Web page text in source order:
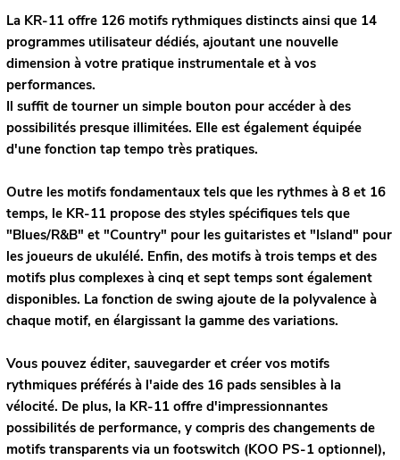
La KR-11 offre 126 motifs rythmiques distincts ainsi que 14
programmes utilisateur dédiés, ajoutant une nouvelle
dimension à votre pratique instrumentale et à vos
performances.
Il suffit de tourner un simple bouton pour accéder à des
possibilités presque illimitées. Elle est également équipée
d'une fonction tap tempo très pratiques.
Outre les motifs fondamentaux tels que les rythmes à 8 et 16
temps, le KR-11 propose des styles spécifiques tels que
"Blues/R&B" et "Country" pour les guitaristes et "Island" pour
les joueurs de ukulélé. Enfin, des motifs à trois temps et des
motifs plus complexes à cinq et sept temps sont également
disponibles. La fonction de swing ajoute de la polyvalence à
chaque motif, en élargissant la gamme des variations.
Vous pouvez éditer, sauvegarder et créer vos motifs
rythmiques préférés à l'aide des 16 pads sensibles à la
vélocité. De plus, la KR-11 offre d'impressionnantes
possibilités de performance, y compris des changements de
motifs transparents via un footswitch (KOO PS-1 optionnel),